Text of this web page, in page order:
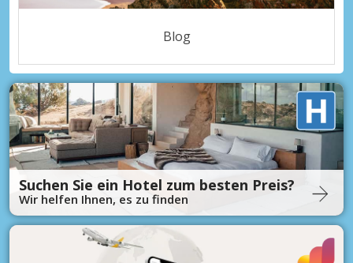
Blog
Suchen Sie ein Hotel zum besten Preis?
Wir helfen Ihnen, es zu finden